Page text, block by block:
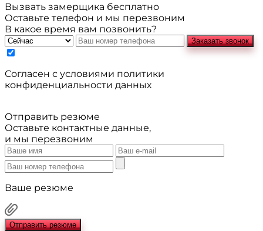
Вызвать замерщика бесплатно
Оставьте телефон и мы перезвоним
В какое время вам позвонить?
Заказать звонок
Cогласен с условиями политики
конфиденциальности данных
Отправить резюме
Оставьте контактные данные,
и мы перезвоним
Ваше резюме
Отправить резюме